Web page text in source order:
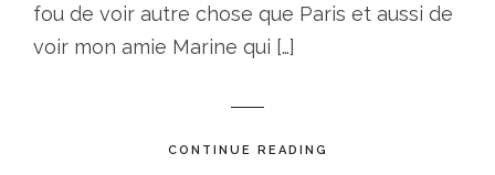
fou de voir autre chose que Paris et aussi de
voir mon amie Marine qui […]
CONTINUE READING